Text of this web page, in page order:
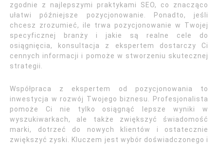
zgodnie z najlepszymi praktykami SEO, co znacząco
ułatwi późniejsze pozycjonowanie. Ponadto, jeśli
chcesz zrozumieć, ile trwa pozycjonowanie w Twojej
specyficznej branży i jakie są realne cele do
osiągnięcia, konsultacja z ekspertem dostarczy Ci
cennych informacji i pomoże w stworzeniu skutecznej
strategii.
Współpraca z ekspertem od pozycjonowania to
inwestycja w rozwój Twojego biznesu. Profesjonalista
pomoże Ci nie tylko osiągnąć lepsze wyniki w
wyszukiwarkach, ale także zwiększyć świadomość
marki, dotrzeć do nowych klientów i ostatecznie
zwiększyć zyski. Kluczem jest wybór doświadczonego i